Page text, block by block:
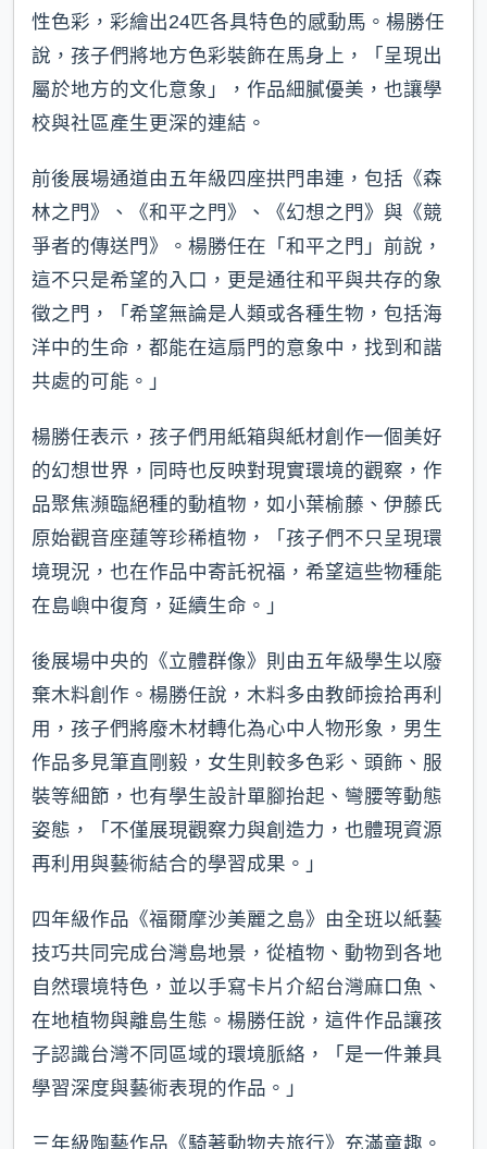
性色彩，彩繪出24匹各具特色的感動馬。楊勝任
說，孩子們將地方色彩裝飾在馬身上，「呈現出
屬於地方的文化意象」，作品細膩優美，也讓學
校與社區產生更深的連結。
前後展場通道由五年級四座拱門串連，包括《森
林之門》、《和平之門》、《幻想之門》與《競
爭者的傳送門》。楊勝任在「和平之門」前說，
這不只是希望的入口，更是通往和平與共存的象
徵之門，「希望無論是人類或各種生物，包括海
洋中的生命，都能在這扇門的意象中，找到和諧
共處的可能。」
楊勝任表示，孩子們用紙箱與紙材創作一個美好
的幻想世界，同時也反映對現實環境的觀察，作
品聚焦瀕臨絕種的動植物，如小葉榆藤、伊藤氏
原始觀音座蓮等珍稀植物，「孩子們不只呈現環
境現況，也在作品中寄託祝福，希望這些物種能
在島嶼中復育，延續生命。」
後展場中央的《立體群像》則由五年級學生以廢
棄木料創作。楊勝任說，木料多由教師撿拾再利
用，孩子們將廢木材轉化為心中人物形象，男生
作品多見筆直剛毅，女生則較多色彩、頭飾、服
裝等細節，也有學生設計單腳抬起、彎腰等動態
姿態，「不僅展現觀察力與創造力，也體現資源
再利用與藝術結合的學習成果。」
四年級作品《福爾摩沙美麗之島》由全班以紙藝
技巧共同完成台灣島地景，從植物、動物到各地
自然環境特色，並以手寫卡片介紹台灣麻口魚、
在地植物與離島生態。楊勝任說，這件作品讓孩
子認識台灣不同區域的環境脈絡，「是一件兼具
學習深度與藝術表現的作品。」
三年級陶藝作品《騎著動物去旅行》充滿童趣。